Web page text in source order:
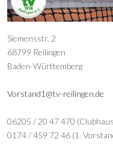
Siemensstr. 2
68799 Reilingen
Baden-Württemberg
Vorstand1@tv-reilingen.de
06205 / 20 47 470
0174 / 459 72 46 (1.